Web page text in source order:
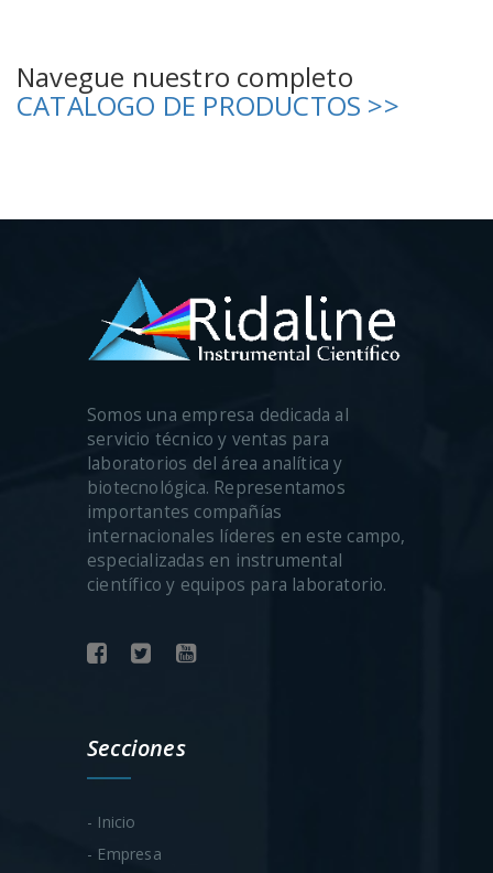
Navegue nuestro completo
CATALOGO DE PRODUCTOS >>
Somos una empresa dedicada al
servicio técnico y ventas para
laboratorios del área analítica y
biotecnológica. Representamos
importantes compañías
internacionales líderes en este campo,
especializadas en instrumental
científico y equipos para laboratorio.
Secciones
- Inicio
- Empresa